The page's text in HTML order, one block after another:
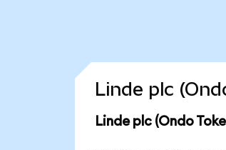
Linde plc
Linde plc (Ondo